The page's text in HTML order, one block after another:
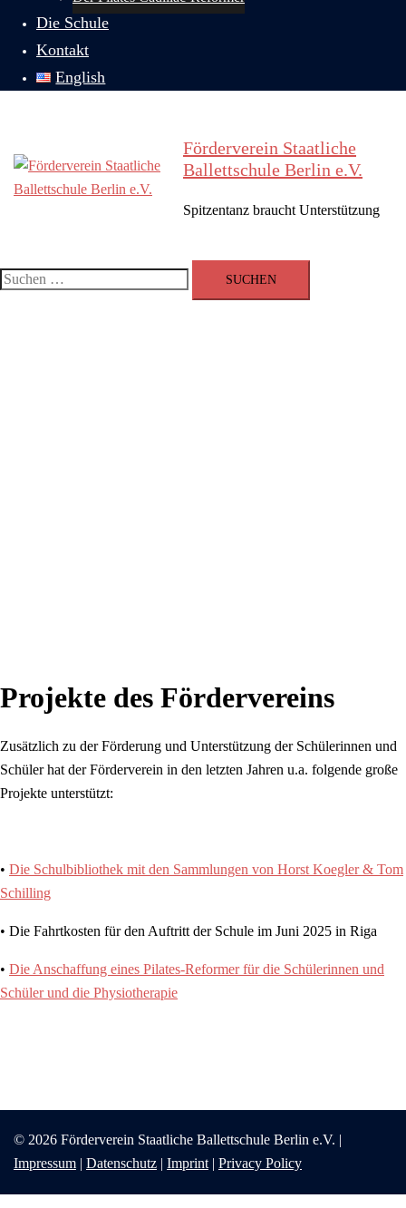
Die Schule
Kontakt
English
Förderverein Staatliche
Ballettschule Berlin e.V.
Spitzentanz braucht Unterstützung
umschalten
Suchen
Projekte des Fördervereins
Zusätzlich zu der Förderung und Unterstützung der Schülerinnen und
Schüler hat der Förderverein in den letzten Jahren u.a. folgende große
Projekte unterstützt:
• Die Schulbibliothek mit den Sammlungen von Horst Koegler & Tom
Schilling
• Die Fahrtkosten für den Auftritt der Schule im Juni 2025 in Riga
• Die Anschaffung eines Pilates-Reformer für die Schülerinnen und
Schüler und die Physiotherapie
© 2026 Förderverein Staatliche Ballettschule Berlin e.V. |
Impressum | Datenschutz | Imprint | Privacy Policy